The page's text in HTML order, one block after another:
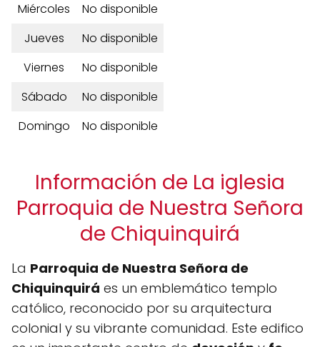
Miércoles
No disponible
Jueves
No disponible
Viernes
No disponible
Sábado
No disponible
Domingo
No disponible
Información de La iglesia
Parroquia de Nuestra Señora
de Chiquinquirá
La Parroquia de Nuestra Señora de
Chiquinquirá es un emblemático templo
católico, reconocido por su arquitectura
colonial y su vibrante comunidad. Este edifico